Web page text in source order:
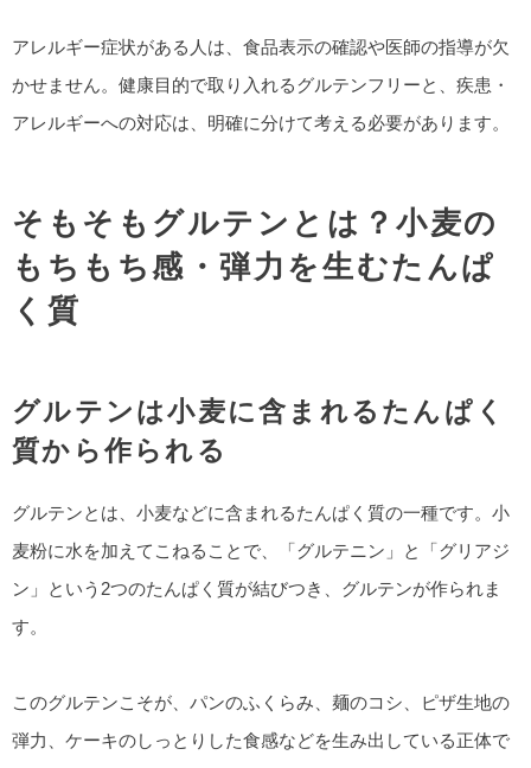
アレルギー症状がある人は、食品表示の確認や医師の指導が欠
かせません。健康目的で取り入れるグルテンフリーと、疾患・
アレルギーへの対応は、明確に分けて考える必要があります。
そもそもグルテンとは？小麦の
もちもち感・弾力を生むたんぱ
く質
グルテンは小麦に含まれるたんぱく
質から作られる
グルテンとは、小麦などに含まれるたんぱく質の一種です。小
麦粉に水を加えてこねることで、「グルテニン」と「グリアジ
ン」という2つのたんぱく質が結びつき、グルテンが作られま
す。
このグルテンこそが、パンのふくらみ、麺のコシ、ピザ生地の
弾力、ケーキのしっとりした食感などを生み出している正体で